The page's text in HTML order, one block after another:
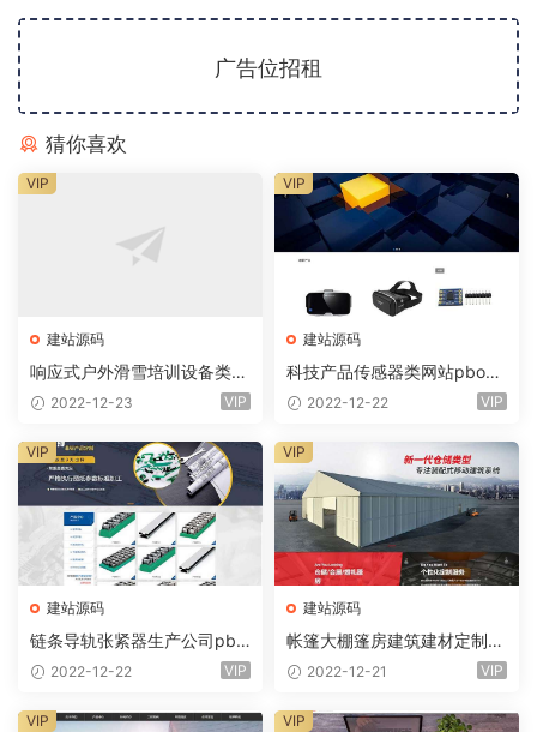
广告位招租
猜你喜欢
建站源码
响应式户外滑雪培训设备类网
站eyoucms易优模板(pc+wa
2022-12-23 VIP
VIP
建站源码
科技产品传感器类网站pboot
cms模板(自适应手机)智能电
2022-12-22 VIP
VIP
建站源码
链条导轨张紧器生产公司pbo
otcms模板(PC+WAP) 营销型
2022-12-22 VIP
VIP
建站源码
帐篷大棚篷房建筑建材定制设
计类网站pbootcms模板(PC+
2022-12-21 VIP
VIP
VIP VIP